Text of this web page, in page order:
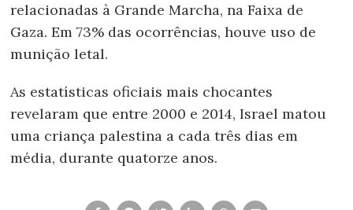
relacionadas à Grande Marcha, na Faixa de
Gaza. Em 73% das ocorrências, houve uso de
munição letal.
As estatísticas oficiais mais chocantes
revelaram que entre 2000 e 2014, Israel matou
uma criança palestina a cada três dias em
média, durante quatorze anos.